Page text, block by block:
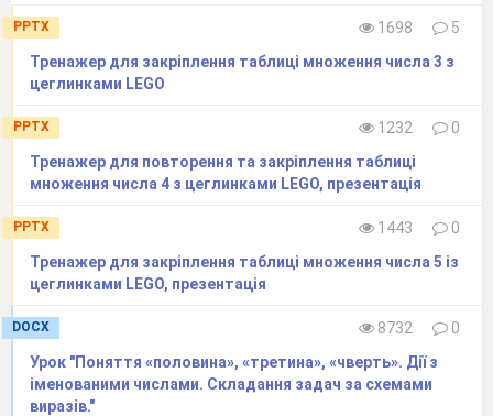
PPTX 1698
5
Тренажер для закріплення таблиці множення числа 3 з
цеглинками LEGO
PPTX 1232
0
Тренажер для повторення та закріплення таблиці
множення числа 4 з цеглинками LEGO, презентація
PPTX 1443
0
Тренажер для закріплення таблиці множення числа 5 із
цеглинками LEGO, презентація
DOCX 8732
0
Урок "Поняття «половина», «третина», «чверть». Дії з
іменованими числами. Складання задач за схемами
виразів."